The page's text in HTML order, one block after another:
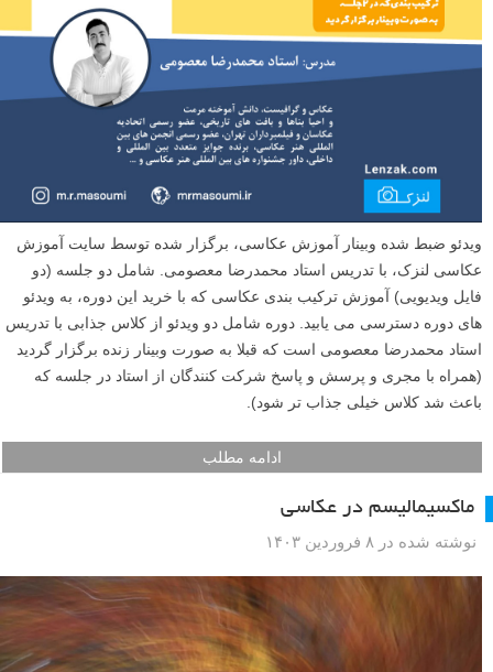
ویدئو ضبط شده وبینار آموزش عکاسی، برگزار شده توسط سایت آموزش
عکاسی لنزک، با تدریس استاد محمدرضا معصومی. شامل دو جلسه (دو
فایل ویدیویی) آموزش ترکیب بندی عکاسی که با خرید این دوره، به ویدئو
های دوره دسترسی می یابید. دوره شامل دو ویدئو از کلاس جذابی با تدریس
استاد محمدرضا معصومی است که قبلا به صورت وبینار زنده برگزار گردید
(همراه با مجری و پرسش و پاسخ شرکت کنندگان از استاد در جلسه که
باعث شد کلاس خیلی جذاب تر شود).
ادامه مطلب
ماکسیمالیسم در عکاسی
نوشته شده در ۸ فروردین ۱۴۰۳